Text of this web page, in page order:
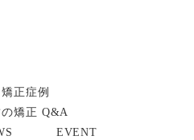
矯正症例
矯正 Q&A
EVENT